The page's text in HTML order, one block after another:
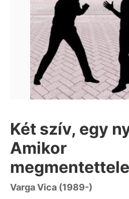
Két szív, egy
Amikor
Varga Vica (1989-)